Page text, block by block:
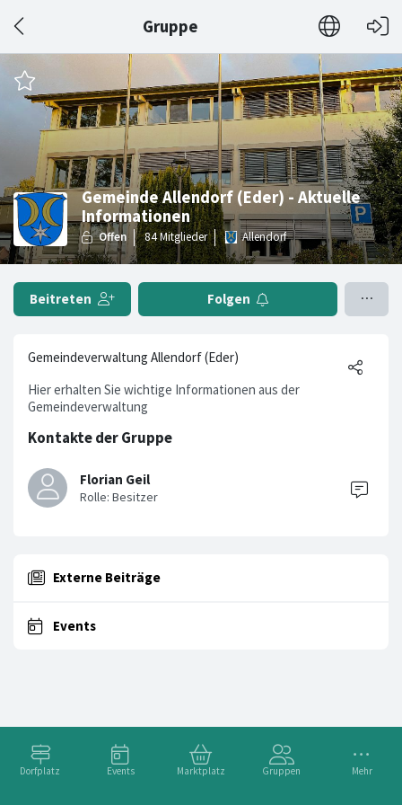
Gruppe
Dorfplatz Events Marktplatz Gruppen Mehr
Gemeinde Allendorf (Eder) - Aktuelle
Informationen
Allendorf
Beitreten Folgen
Gemeindeverwaltung Allendorf (Eder)
Hier erhalten Sie wichtige Informationen aus der
Gemeindeverwaltung
Kontakte der Gruppe
Florian Geil
Externe Beiträge
Events